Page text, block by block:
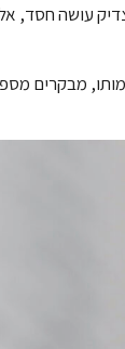
עושה חסד,
מותו, מבקרים